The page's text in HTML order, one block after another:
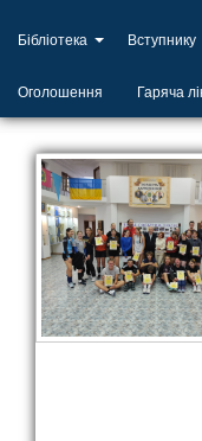
Бібліотека Вступнику
Оголошення Гаряча